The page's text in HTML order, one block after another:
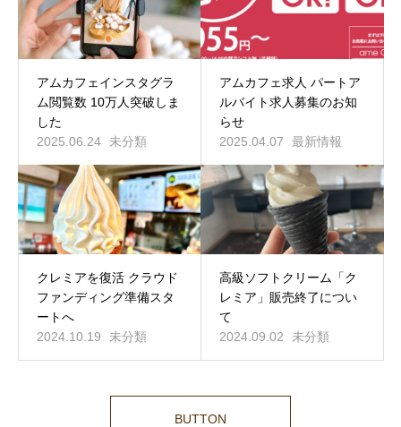
アムカフェインスタグラ
ム閲覧数 10万人突破しま
した
2025.06.24
未分類
アムカフェ求人 パートア
ルバイト求人募集のお知
らせ
2025.04.07
最新情報
クレミアを復活 クラウド
ファンディング準備スタ
ートへ
2024.10.19
未分類
高級ソフトクリーム「ク
レミア」販売終了につい
て
2024.09.02
未分類
BUTTON